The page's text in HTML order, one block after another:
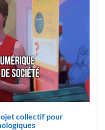
collectif pour